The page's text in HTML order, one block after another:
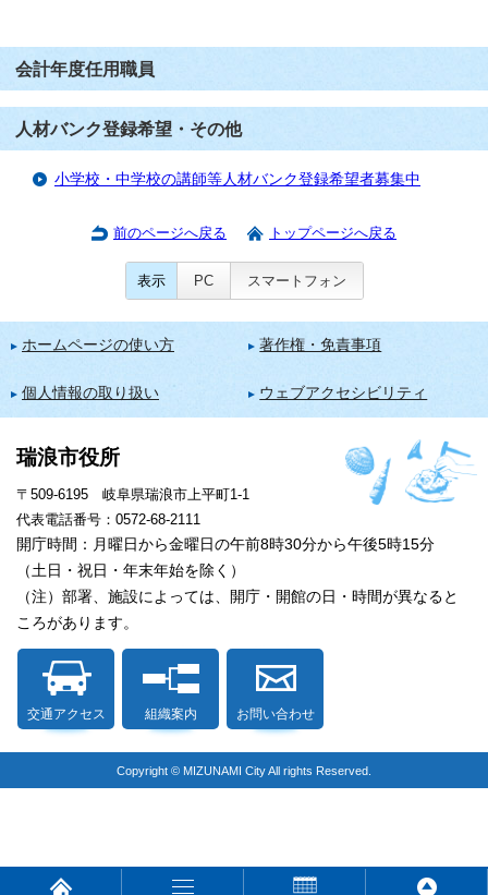
会計年度任用職員
人材バンク登録希望・その他
小学校・中学校の講師等人材バンク登録希望者募集中
前のページへ戻る トップページへ戻る
表示 PC スマートフォン
ホームページの使い方 著作権・免責事項
個人情報の取り扱い ウェブアクセシビリティ
瑞浪市役所
〒509-6195 岐阜県瑞浪市上平町1-1
代表電話番号：0572-68-2111
開庁時間：月曜日から金曜日の午前8時30分から午後5時15分
（土日・祝日・年末年始を除く）
（注）部署、施設によっては、開庁・開館の日・時間が異なると
ころがあります。
交通アクセス 組織案内 お問い合わせ
Copyright © MIZUNAMI City All rights Reserved.